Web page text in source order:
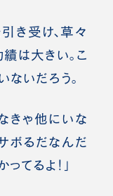
き受け、草々
は大きい。こ
ないだろう。
きゃ他にいな
ボるだなんだ
てるよ！」